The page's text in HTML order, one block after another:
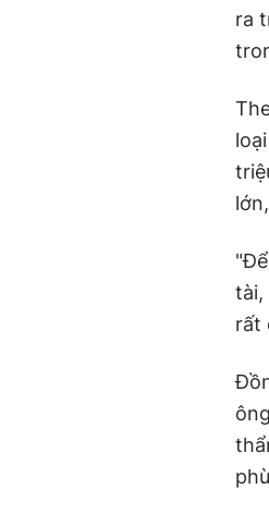
ra
tài,
rất